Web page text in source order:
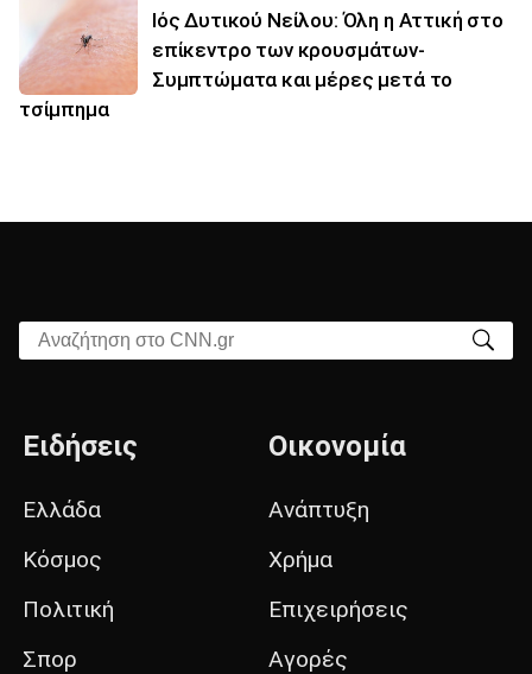
Ιός Δυτικού Νείλου: Όλη η Αττική στο
επίκεντρο των κρουσμάτων-
Συμπτώματα και μέρες μετά το
τσίμπημα
Αναζήτηση στο CNN.gr
Ειδήσεις
Ελλάδα
Κόσμος
Πολιτική
Σπορ
Οικονομία
Ανάπτυξη
Χρήμα
Επιχειρήσεις
Αγορές